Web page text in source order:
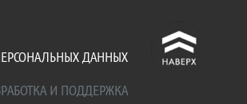
^
ДАННЫХ
И ПОДДЕРЖКА